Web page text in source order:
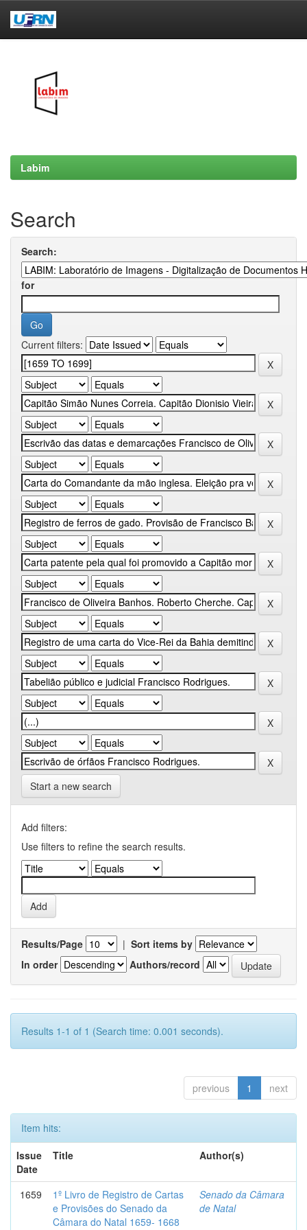
Labim
Search
Search:
for
Current filters:
Start a new search
Add filters:
Use filters to refine the search results.
Results/Page | Sort items by
In order
Authors/record
Results 1-1 of 1 (Search time: 0.001 seconds).
previous 1 next
Item hits:
Issue
Date
Title Author(s)
1659
1º Livro de Registro de Cartas
e Provisões do Senado da
Câmara do Natal 1659- 1668
Senado da Câmara
de Natal